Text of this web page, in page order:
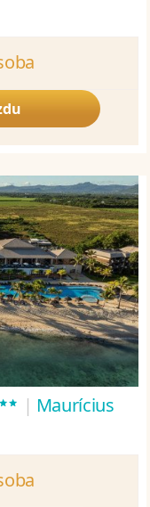
| Maurícius